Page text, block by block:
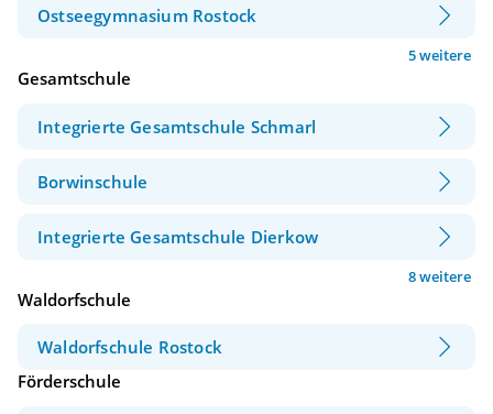
Ostseegymnasium Rostock
5 weitere
Gesamtschule
Integrierte Gesamtschule Schmarl
Borwinschule
Integrierte Gesamtschule Dierkow
8 weitere
Waldorfschule
Waldorfschule Rostock
Förderschule